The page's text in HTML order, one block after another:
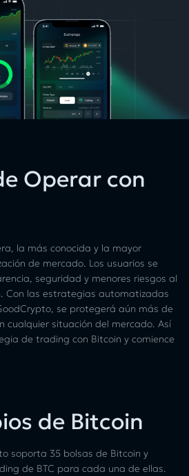
Operar con
la más conocida y la mayor
de mercado. Los usuarios se
seguridad y menores riesgos al
Con las estrategias automatizadas
se protegerá aún más de
cualquier situación del mercado. Así
de trading con Bitcoin y comience
de Bitcoin
soporta 35 bolsas de Bitcoin y
de BTC para cada una de ellas.